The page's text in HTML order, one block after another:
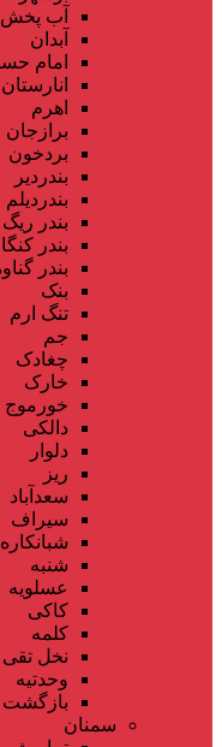
آب پخش
آبدان
امام
انارستان
اهرم
برازجان
بردخون
بندردیر
بندردیلم
بندر ریگ
بندر
بندر
بنک
تنگ ارم
جم
چغادک
خارک
خورموج
دالکی
دلوار
ریز
سعدآباد
سیراف
شبانکاره
شنبه
عسلویه
کاکی
کلمه
نخل تقی
وحدتیه
بازگشت
سمنان